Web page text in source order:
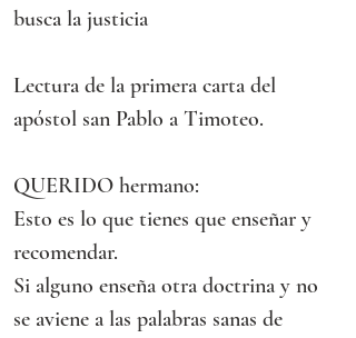
busca la justicia
Lectura de la primera carta del
apóstol san Pablo a Timoteo.
QUERIDO hermano:
Esto es lo que tienes que enseñar y
recomendar.
Si alguno enseña otra doctrina y no
se aviene a las palabras sanas de